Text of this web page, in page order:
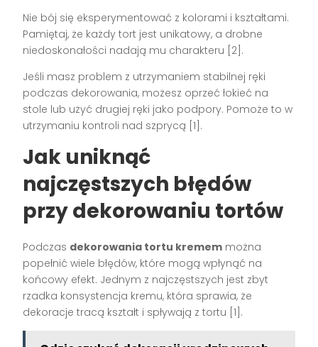
Nie bój się eksperymentować z kolorami i kształtami.
Pamiętaj, że każdy tort jest unikatowy, a drobne
niedoskonałości nadają mu charakteru [2].
Jeśli masz problem z utrzymaniem stabilnej ręki
podczas dekorowania, możesz oprzeć łokieć na
stole lub użyć drugiej ręki jako podpory. Pomoże to w
utrzymaniu kontroli nad szprycą [1].
Jak uniknąć
najczęstszych błędów
przy dekorowaniu tortów
Podczas dekorowania tortu kremem można
popełnić wiele błędów, które mogą wpłynąć na
końcowy efekt. Jednym z najczęstszych jest zbyt
rzadka konsystencja kremu, która sprawia, że
dekoracje tracą kształt i spływają z tortu [1].